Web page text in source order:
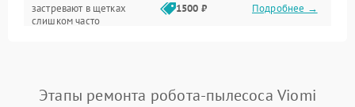
Программные сбои
застревают в щетках
слишком часто
1500 ₽ Подробнее →
Этапы ремонта робота-пылесоса Viomi